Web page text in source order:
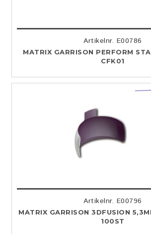
Artikelnr. E00786
MATRIX GARRISON PERFORM
CFK01
Artikelnr. E00796
MATRIX GARRISON 3DFUSION
100ST